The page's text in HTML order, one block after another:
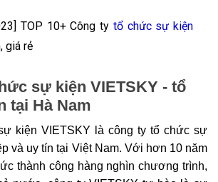
TOP 10+ Công ty tổ chức sự kiện
giá rẻ
sự kiện VIETSKY - tổ
tại Hà Nam
kiện VIETSKY là công ty tổ chức sự
và uy tín tại Việt Nam. Với hơn 10 năm
thành công hàng nghìn chương trình,